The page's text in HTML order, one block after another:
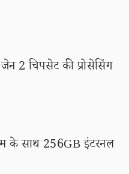
2 चिपसेट की प्रोसेसिंग
के साथ 256GB इंटरनल